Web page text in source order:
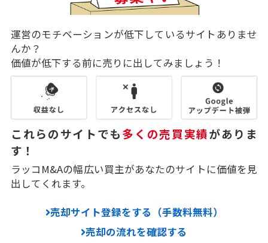
運営のモチベーションが低下しているサイトありませ
んか？
価値が低下する前に売りに出してみましょう！
これらのサイトでも多くの売買実績がありま
す！
ラッコM&Aの幅広い買主があなたのサイトに価値を見
出してくれます。
売却サイト登録をする（手数料無料）
売却の流れを確認する